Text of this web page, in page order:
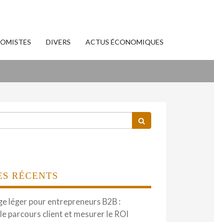
DIVERS ACTUS ÉCONOMIQUES
RÉCENTS
léger pour entrepreneurs B2B :
parcours client et mesurer le ROI